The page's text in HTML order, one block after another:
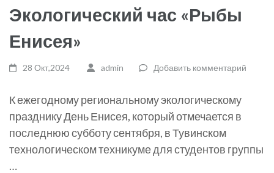
Экологический час «Рыбы
Енисея»
28 Окт,2024 admin Добавить комментарий
К ежегодному региональному экологическому
празднику День Енисея, который отмечается в
последнюю субботу сентября, в Тувинском
технологическом техникуме для студентов группы
…